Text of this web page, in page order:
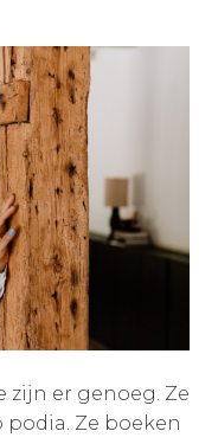
zijn er genoeg. Ze
podia. Ze boeken